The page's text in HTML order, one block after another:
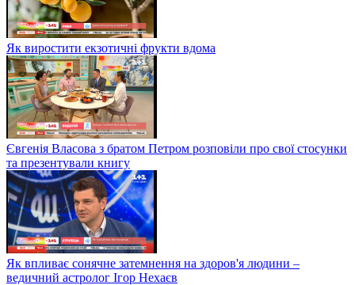
Як виростити екзотичні фрукти вдома
Євгенія Власова з братом Петром розповіли про свої стосунки
та презентували книгу
Як впливає сонячне затемнення на здоров'я людини –
ведичний астролог Ігор Нехаєв